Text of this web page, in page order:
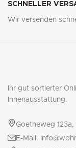
SCHNELLER
Wir versenden
Ihr gut sortierter
Innenausstattung.
Goetheweg
E-Mail: